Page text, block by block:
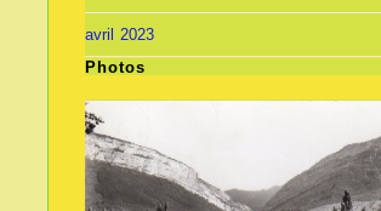
avril 2023
Photos